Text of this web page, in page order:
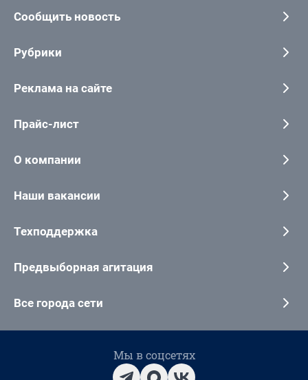
Сообщить новость
Рубрики
Реклама на сайте
Прайс-лист
О компании
Наши вакансии
Техподдержка
Предвыборная агитация
Все города сети
Мы в соцсетях